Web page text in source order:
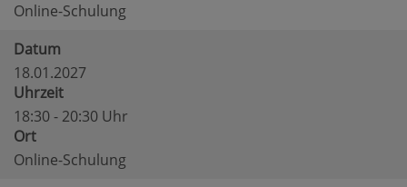
Online-Schulung
Datum
18.01.2027
Uhrzeit
18:30 - 20:30 Uhr
Ort
Online-Schulung